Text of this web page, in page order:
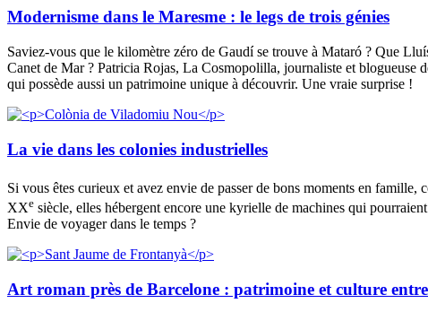
Modernisme dans le Maresme : le legs de trois génies
Saviez-vous que le kilomètre zéro de Gaudí se trouve à Mataró ? Que
Canet de Mar ? Patricia Rojas, La Cosmopolilla, journaliste et blogueuse
qui possède aussi un patrimoine unique à découvrir. Une vraie surprise !
La vie dans les colonies industrielles
Si vous êtes curieux et avez envie de passer de bons moments en famille,
XXe siècle, elles hébergent encore une kyrielle de machines qui
Envie de voyager dans le temps ?
Art roman près de Barcelone : patrimoine et culture